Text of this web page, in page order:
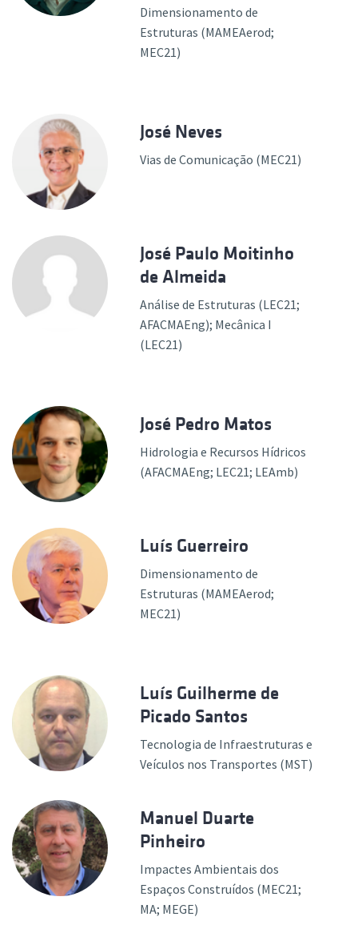
Dimensionamento de
Estruturas (MAMEAerod;
MEC21)
José Neves
Vias de Comunicação (MEC21)
José Paulo Moitinho
de Almeida
Análise de Estruturas (LEC21;
AFACMAEng); Mecânica I
(LEC21)
José Pedro Matos
Hidrologia e Recursos Hídricos
(AFACMAEng; LEC21; LEAmb)
Luís Guerreiro
Dimensionamento de
Estruturas (MAMEAerod;
MEC21)
Luís Guilherme de
Picado Santos
Tecnologia de Infraestruturas e
Veículos nos Transportes (MST)
Manuel Duarte
Pinheiro
Impactes Ambientais dos
Espaços Construídos (MEC21;
MA; MEGE)